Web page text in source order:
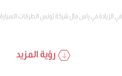
في الزيادة في راس مال شركة تونس الطرقات السيارة
رؤية المزيد